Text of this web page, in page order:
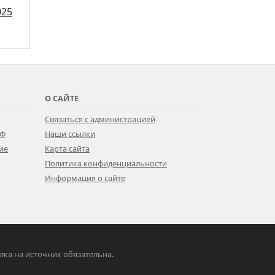
О САЙТЕ
Связаться с администрацией
Наши ссылки
Карта сайта
Политика конфиденциальности
Информация о сайте
на источник обязательна.